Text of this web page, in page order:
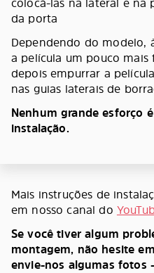
da porta
Dependendo do modelo,
a película um pouco
depois empurrar a
nas guias laterais de
Nenhum grande esforço
instalação.
Mais instruções de
em nosso canal do
Se você tiver algum
montagem, não hesite
envie-nos algumas fotos